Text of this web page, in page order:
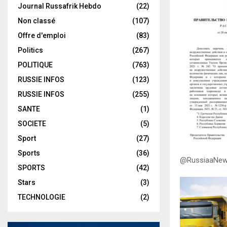
Journal Russafrik Hebdo
(22)
Non classé
(107)
Offre d'emploi
(83)
Politics
(267)
POLITIQUE
(763)
RUSSIE INFOS
(123)
RUSSIE INFOS
(255)
SANTE
(1)
SOCIETE
(5)
Sport
(27)
Sports
(36)
SPORTS
(42)
Stars
(3)
TECHNOLOGIE
(2)